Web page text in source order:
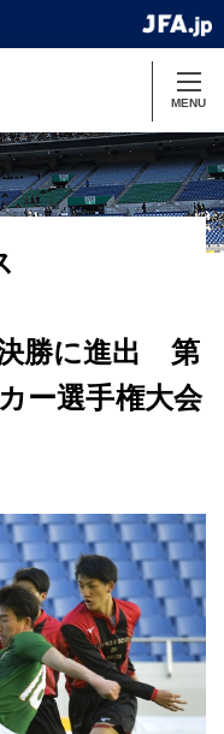
MENU
勝に進出 第
ー選手権大会